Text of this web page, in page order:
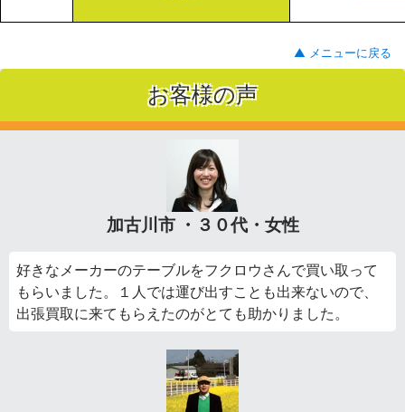
▲ メニューに戻る
お客様の声
加古川市 ・３０代・女性
好きなメーカーのテーブルをフクロウさんで買い取って
もらいました。１人では運び出すことも出来ないので、
出張買取に来てもらえたのがとても助かりました。